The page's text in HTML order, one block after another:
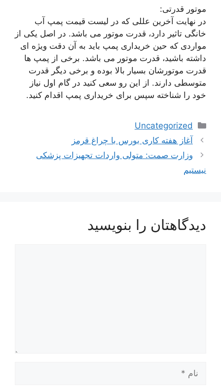
موتور قدرتی:
در نهایت آخرین عللی که در لیست قیمت پمپ آب
خانگی تاثیر دارد، قدرت موتور می باشد. در اصل یکی از
مواردی که حین خریداری پمپ باید به آن دقت ویژه ای
داشته باشید، قدرت موتور می باشد. برخی از پمپ ها
قدرت موتورشان بسیار بالا بوده و برخی دیگر قدرت
متوسطی دارند. از این رو سعی کنید در گام اول نیاز
خود را شناخته سپس برای خریداری پمپ اقدام کنید.
دسته‌ها
Uncategorized
ناوبری
نوشته‌ها
آغاز هفته کاری بورس با چراغ قرمز
وزارت صمت: متولی واردات تجهیزات پزشکی
نیستیم
دیدگاهتان را بنویسید